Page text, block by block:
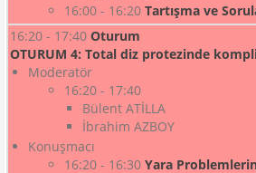
16:00 - 16:20 Tartışma ve
16:20 - 17:40 Oturum
OTURUM 4: Total diz protezinde
Moderatör
16:20 - 17:40
Bülent ATİLLA
İbrahim AZBOY
Konuşmacı
16:20 - 16:30 Yara